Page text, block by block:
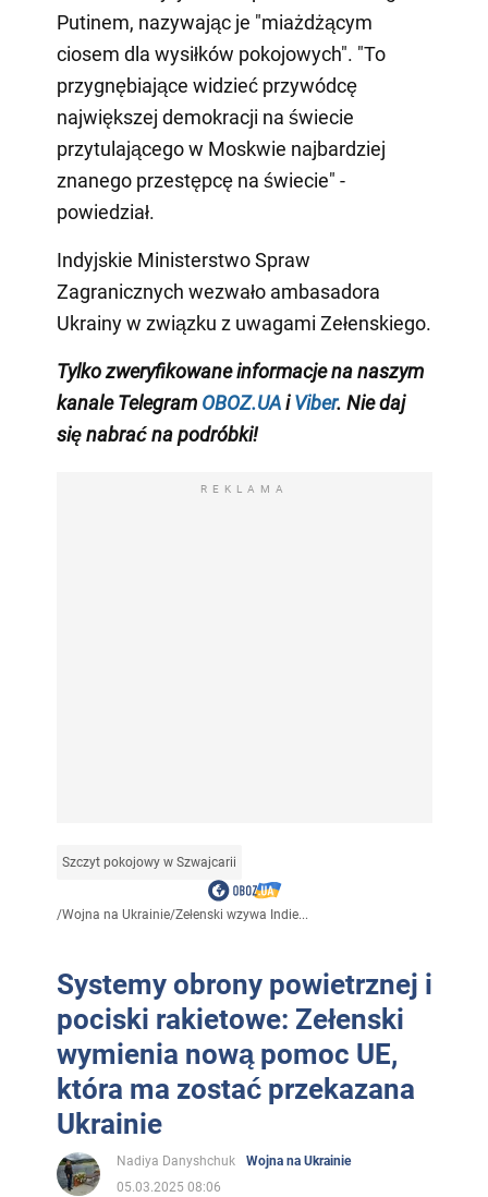
Putinem, nazywając je "miażdżącym
ciosem dla wysiłków pokojowych". "To
przygnębiające widzieć przywódcę
największej demokracji na świecie
przytulającego w Moskwie najbardziej
znanego przestępcę na świecie" -
powiedział.
Indyjskie Ministerstwo Spraw
Zagranicznych wezwało ambasadora
Ukrainy w związku z uwagami Zełenskiego.
Tylko zweryfikowane informacje na naszym
kanale Telegram OBOZ.UA iViber. Nie daj
się nabrać na podróbki!
REKLAMA
Szczyt pokojowy w Szwajcarii
/Wojna na Ukrainie/Zełenski wzywa Indie...
Systemy obrony powietrznej i
pociski rakietowe: Zełenski
wymienia nową pomoc UE,
która ma zostać przekazana
Ukrainie
Nadiya Danyshchuk
Wojna na Ukrainie
05.03.2025 08:06